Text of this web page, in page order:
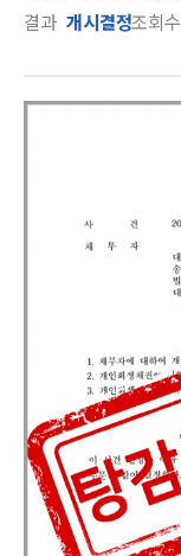
결과 개시결정조회수